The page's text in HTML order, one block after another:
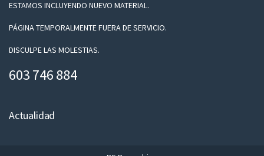
a
l
ESTAMOS INCLUYENDO NUEVO MATERIAL.
PÁGINA TEMPORALMENTE FUERA DE SERVICIO.
DISCULPE LAS MOLESTIAS.
603 746 884
Actualidad